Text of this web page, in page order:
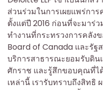
ส่วนร่วมในการเผยแพร่กา
ตั้งแต่ปี 2016 ก่อนที่จะมาร่
ทำงานที่กระทรวงการคลัง
Board of Canada และรั
บริการสาธารณะยอมรับดิ
ศักราช และรู้สึกขอบคุณที่ไ
เหล่านี้ เรารับทราบถึงสิท